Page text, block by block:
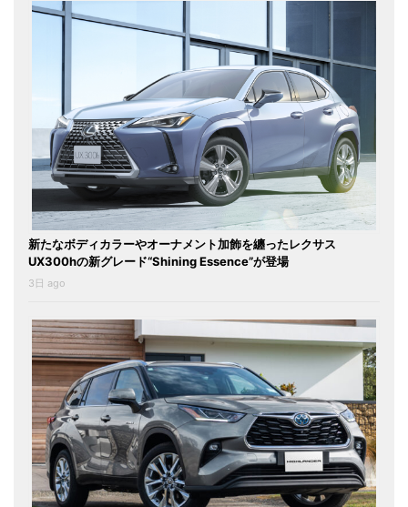
新たなボディカラーやオーナメント加飾を纏ったレクサス
UX300hの新グレード“Shining Essence”が登場
3日 ago